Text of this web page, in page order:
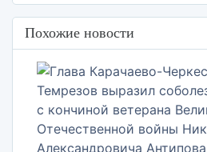
Похожие новости